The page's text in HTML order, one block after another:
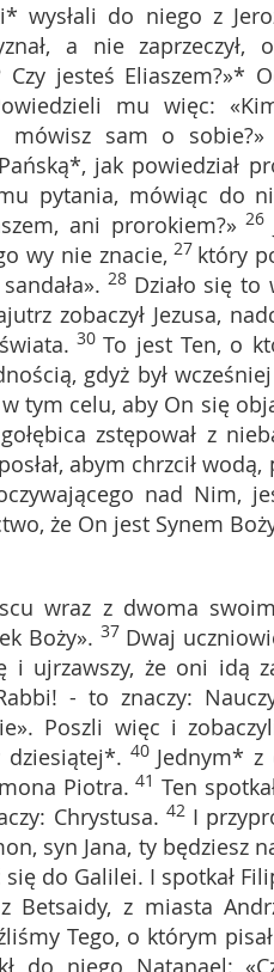
wysłali do niego z
a nie zaprzeczył,
jesteś Eliaszem?»*
mu więc:
mówisz sam o sobie?»
jak powiedział
pytania, mówiąc do
ani prorokiem?» 26
wy nie znacie, 27 który
28 Działo się
zobaczył Jezusa,
30To jest Ten, o
gdyż był
tym celu, aby On się
zstępował z
abym chrzcił
nad Nim,
że On jest Synem
wraz z dwoma
Boży». 37 Dwaj
i ujrzawszy, że oni idą
- to znaczy:
Poszli więc i
dziesiątej*. 40 Jednym* z
Piotra. 41 Ten
Chrystusa. 42 I
syn Jana, ty będziesz
do Galilei. I spotkał
Betsaidy, z miasta
Tego, o którym
do niego Natanael: